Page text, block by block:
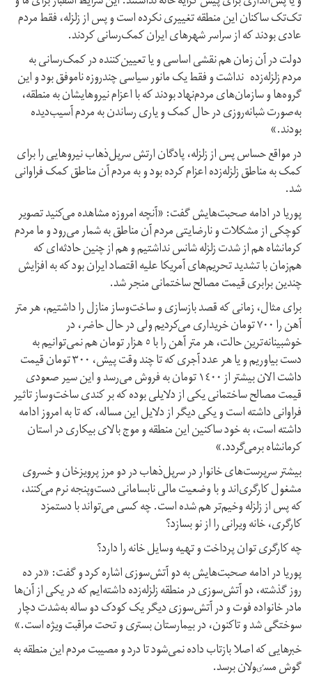
تک‌تک ساکنان این منطقه تغییری نکرده است و پس از زلزله، فقط مردم
عادی بودند که از سراسر شهر‌های ایران کمک‌رسانی کردند.
دولت در آن زمان هم نقشی اساسی و یا تعیین‌کننده در کمک‌رسانی به
مردم زلزله‌زده نداشت و فقط یک مانور سیاسی چند‌روزه ناموفق بود و این
گروه‌ها و سازمان‌های مردم‌نهاد بودند که با اعزام نیرو‌هایشان به منطقه،
به‌صورت شبانه‌‌روزی در حال کمک و یاری رساندن به مردم آسیب‌دیده
بودند.»
در مواقع حساس پس از زلزله، پادگان ارتش سرپل‌ذهاب نیروهایی را برای
کمک به مناطق زلزله‌زده اعزام کرده بود و به مردم آن مناطق کمک فراوانی
شد.
پوریا در ادامه صحبت‌هایش گفت: «آنچه امروزه مشاهده می‌کنید تصویر
کوچکی از مشکلات و نارضایتی مردم آن مناطق به شمار می‌رود و ما مردم
کرمانشاه هم از شدت زلزله شانس نداشتیم و هم از چنین حادثه‌ای که
هم‌زمان با تشدید تحریم‌های آمریکا علیه اقتصاد ایران بود که به افزایش
چندین برابری قیمت‌ مصالح ساختمانی منجر شد.
برای مثال، زمانی که قصد بازسازی و ساخت‌و‌ساز منازل را داشتیم، هر متر
آهن را ۷۰۰ تومان خریداری می‌کردیم ولی در حال حاضر، در
خوشبینانه‌ترین حالت، هر متر آهن را با ٥ هزار تومان هم نمی‌توانیم به
دست بیاوریم و یا هر عدد آجری که تا چند وقت پیش، ۳۰۰ تومان قیمت
داشت الان بیشتر از ۱٤۰۰ تومان به فروش می‌رسد و این سیر صعودی
قیمت مصالح ساختمانی یکی از دلایلی بوده که بر کندی ساخت‌و‌ساز تاثیر
فراوانی داشته است و یکی دیگر از دلایل این مساله، که تا به امروز ادامه
داشته است، به خود ساکنین این منطقه و موج بالای بیکاری در استان
کرمانشاه برمی‌گردد.»
بیشتر سرپرست‌های خانوار در سرپل‌ذهاب در دو مرز پرویزخان و خسروی
مشغول کارگری‌اند و با وضعیت مالی نابسامانی دست‌و‌پنجه نرم می‌کنند،
که پس از زلزله وخیم‌تر هم شده است. چه کسی می‌تواند با دستمزد
کارگری، خانه ویرانی را از نو بسازد؟
چه کارگری توان پرداخت و تهیه وسایل خانه را دارد؟
پوریا در ادامه صحبت‌هایش به دو آتش‌سوزی اشاره کرد و گفت: «در ده
روز گذشته، دو آتش‌سوزی در منطقه زلزله‌زده داشته‌ایم که در یکی از آن‌ها
مادر خانواده فوت و در آتش‌سوزی دیگر یک کودک دو ساله به‌شدت دچار
سوختگی شد و تاکنون، در بیمارستان بستری و تحت مراقبت ویژه است.»
خبرهایی که اصلا بازتاب داده نمی‌شود تا درد و مصیبت مردم این منطقه به
گوش مسٸولان برسد.